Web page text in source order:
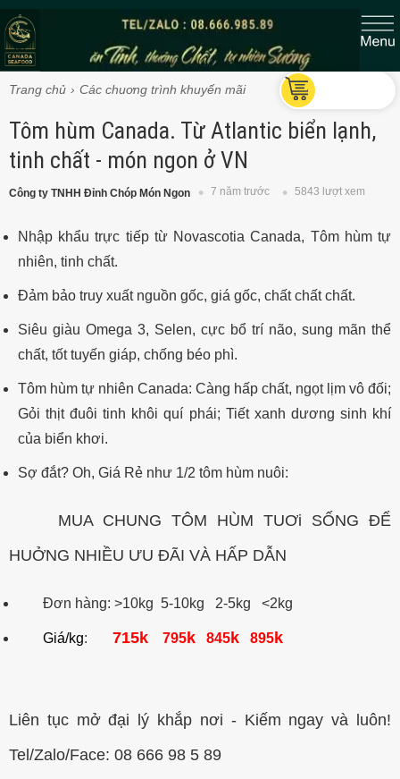
Trang chủ Các chuơng trình khuyến mãi
Tôm hùm Canada. Từ Atlantic biển lạnh,
tinh chất - món ngon ở VN
Công ty TNHH Đỉnh Chóp Món Ngon 7 năm trước 5843 lượt xem
Nhập khẩu trực tiếp từ Novascotia Canada, Tôm hùm tự
nhiên, tinh chất.
Đảm bảo truy xuất nguồn gốc, giá gốc, chất chất chất.
Siêu giàu Omega 3, Selen, cực bổ trí não, sung mãn thể
chất, tốt tuyến giáp, chống béo phì.
Tôm hùm tự nhiên Canada: Càng hấp chất, ngọt lịm vô đối;
Gỏi thịt đuôi tinh khôi quí phái; Tiết xanh dương sinh khí
của biển khơi.
Sợ đắt? Oh, Giá Rẻ như 1/2 tôm hùm nuôi:
MUA CHUNG TÔM HÙM TUƠi SỐNG ĐỂ
HUỞNG NHIỀU ƯU ĐÃI VÀ HẤP DẪN
Đơn hàng: >10kg 5-10kg 2-5kg <2kg
Giá/kg: 715k 795k 845k 895k
Liên tục mở đại lý khắp nơi - Kiếm ngay và luôn!
Tel/Zalo/Face: 08 666 98 5 89